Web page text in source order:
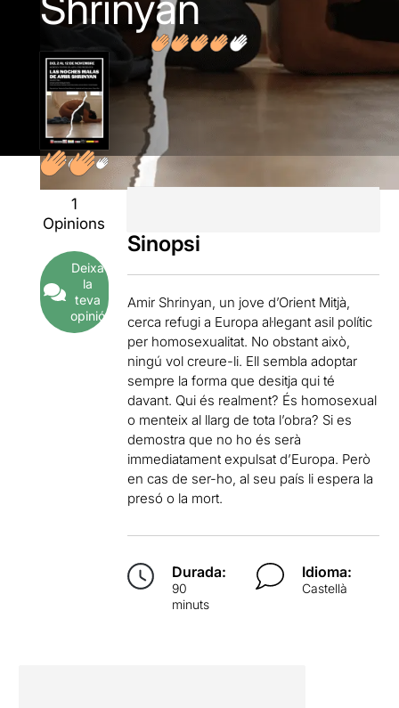
1
Opinions
Deixa
la
teva
opinió
Sinopsi
Amir Shrinyan, un jove d’Orient Mitjà,
cerca refugi a Europa al·legant asil polític
per homosexualitat. No obstant això,
ningú vol creure-li. Ell sembla adoptar
sempre la forma que desitja qui té
davant. Qui és realment? És homosexual
o menteix al llarg de tota l’obra? Si es
demostra que no ho és serà
immediatament expulsat d’Europa. Però
en cas de ser-ho, al seu país li espera la
presó o la mort.
Durada:
90
minuts
Idioma:
Castellà